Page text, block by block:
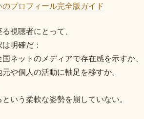
のプロフィール完全版ガイド
視聴者にとって、
明確だ：
ネットのメディアで存在感を示すか、
や個人の活動に軸足を移すか。
いう柔軟な姿勢を崩していない。